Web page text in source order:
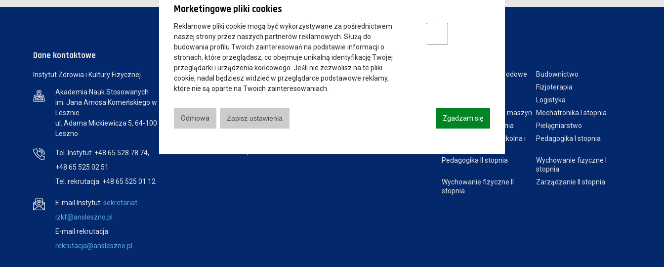
Dane kontaktowe
Instytut Zdrowia i Kultury Fizycznej
Akademia Nauk Stosowanych
im. Jana Amosa Komeńskiego w
Lesznie
ul. Adama Mickiewicza 5, 64-100
Leszno
Tel. Instytut: +48 65 528 78 74,
+48 65 525 02 51
Tel. rekrutacja: +48 65 525 01 12
E-mail Instytut:sekretariat-
izkf@ansleszno.pl
E-mail rekrutacja:
rekrutacja@ansleszno.pl
Przydatne linki:
Aktualności
Władze Uczelni
Instytuty:
Instytut Gospodarki
Bezpieczeństwo narodowe
Budownictwo
Fizjoterapia
Logistyka
Mechanika i budowa maszyn
Mechatronika I stopnia
Mechatronika II stopnia
Pielęgniarstwo
Pedagogika przedszkolna i
Pedagogika I stopnia
Pedagogika II stopnia
Wychowanie fizyczne I
stopnia
Wychowanie fizyczne II
stopnia
Zarządzanie II stopnia
Marketingowe pliki cookies
Reklamowe pliki cookie mogą być wykorzystywane za pośrednictwem
naszej strony przez naszych partnerów reklamowych. Służą do
budowania profilu Twoich zainteresowań na podstawie informacji o
stronach, które przeglądasz, co obejmuje unikalną identyfikację Twojej
przeglądarki i urządzenia końcowego. Jeśli nie zezwolisz na te pliki
cookie, nadal będziesz widzieć w przeglądarce podstawowe reklamy,
które nie są oparte na Twoich zainteresowaniach.
Marketingowe pliki cookies
Odmowa Zapisz ustawienia Zgadzam się